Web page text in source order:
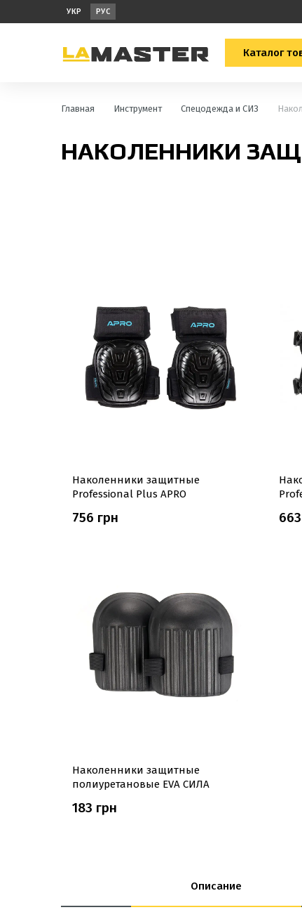
УКР РУС
Каталог
Главная Инструмент Спецодежда и СИЗ
НАКОЛЕННИКИ
Наколенники защитные
Professional Plus APRO
756 грн
Наколенники защитные
полиуретановые EVA СИЛА
183 грн
Описание